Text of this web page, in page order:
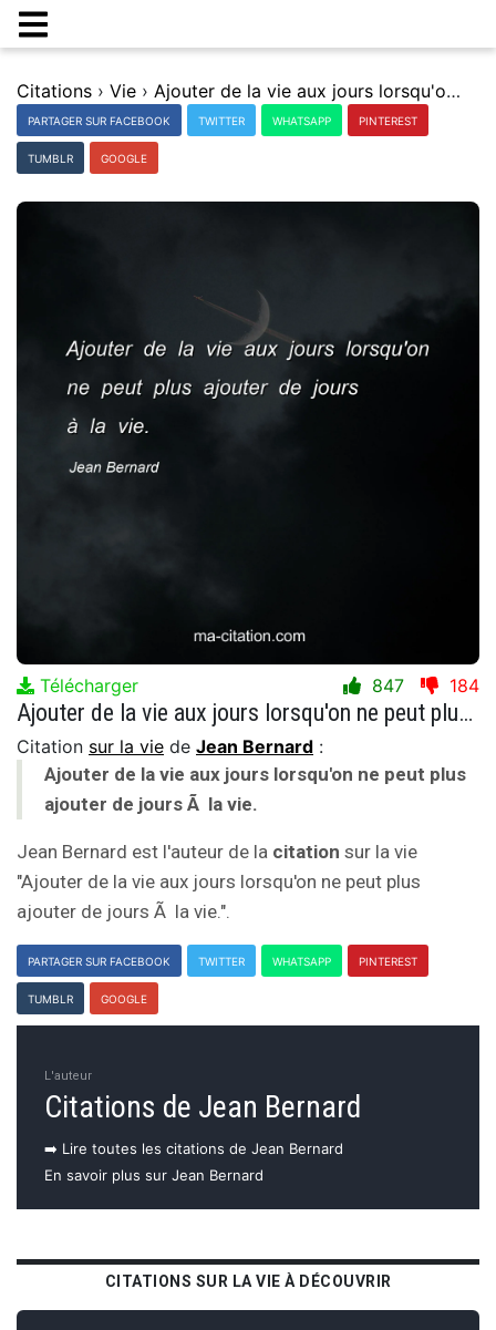
Citations › Vie › Ajouter de la vie aux jours lorsqu'on ne peut plus ajouter de jours Ã la vie.
PARTAGER SUR FACEBOOK TWITTER WHATSAPP PINTEREST
TUMBLR GOOGLE
Télécharger 847 184
Ajouter de la vie aux jours lorsqu'on ne peut plus ajouter de jours Ã la vie.
Citation sur la vie de Jean Bernard :
Ajouter de la vie aux jours lorsqu'on ne peut plus
ajouter de jours Ã la vie.
Jean Bernard est l'auteur de la citation sur la vie
"Ajouter de la vie aux jours lorsqu'on ne peut plus
ajouter de jours Ã la vie.".
PARTAGER SUR FACEBOOK TWITTER WHATSAPP PINTEREST
TUMBLR GOOGLE
L'auteur
Citations de Jean Bernard
➡️ Lire toutes les citations de Jean Bernard
En savoir plus sur Jean Bernard
CITATIONS SUR LA VIE À DÉCOUVRIR